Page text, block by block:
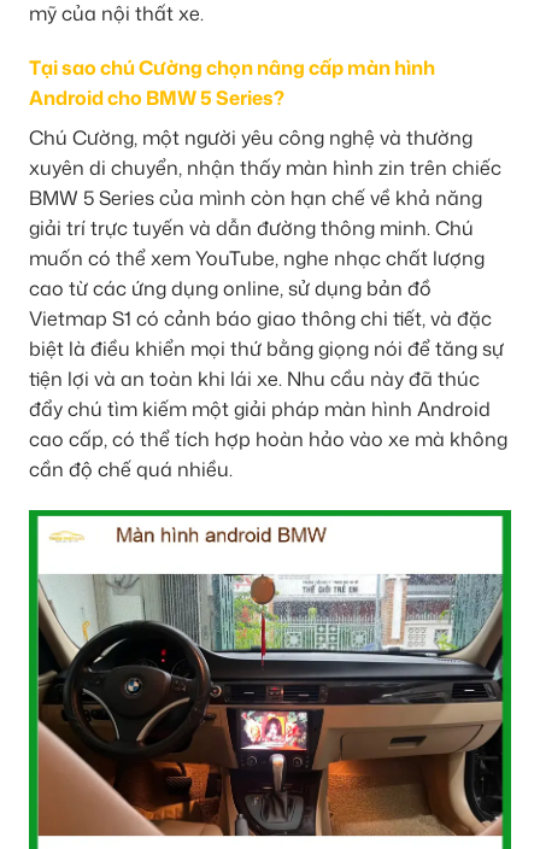
mỹ của nội thất xe.
Tại sao chú Cường chọn nâng cấp màn hình
Android cho BMW 5 Series?
Chú Cường, một người yêu công nghệ và thường
xuyên di chuyển, nhận thấy màn hình zin trên chiếc
BMW 5 Series của mình còn hạn chế về khả năng
giải trí trực tuyến và dẫn đường thông minh. Chú
muốn có thể xem YouTube, nghe nhạc chất lượng
cao từ các ứng dụng online, sử dụng bản đồ
Vietmap S1 có cảnh báo giao thông chi tiết, và đặc
biệt là điều khiển mọi thứ bằng giọng nói để tăng sự
tiện lợi và an toàn khi lái xe. Nhu cầu này đã thúc
đẩy chú tìm kiếm một giải pháp màn hình Android
cao cấp, có thể tích hợp hoàn hảo vào xe mà không
cần độ chế quá nhiều.